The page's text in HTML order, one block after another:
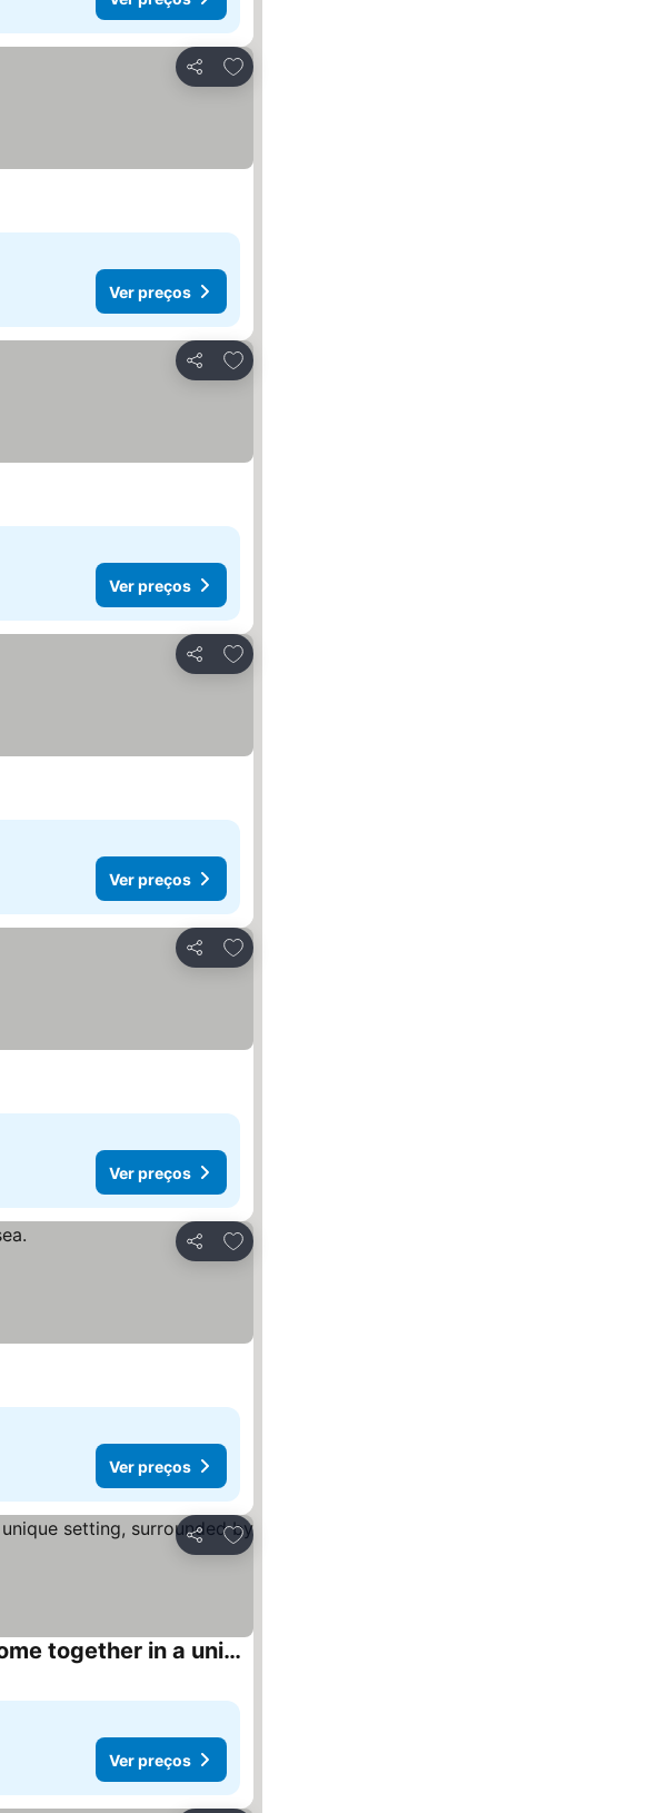
Partilhar
Adicionar aos favoritos
Ver preços
Partilhar
Adicionar aos favoritos
Ver preços
Partilhar
Adicionar aos favoritos
Ver preços
Partilhar
Adicionar aos favoritos
Ver preços
Partilhar
Adicionar aos favoritos
Ver preços
Partilhar
Adicionar aos favoritos
Villa Dammuso is an exclusive villa where tranquility, privacy and comfort come together in a unique setting, surrounded by nature and overlooking the
Ver preços